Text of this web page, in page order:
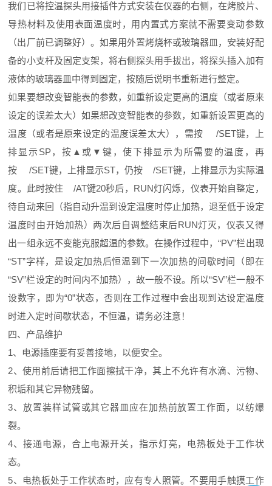
我们已将控温探头用接插件方式安装在仪器的右侧，在烤胶片、
导热材料及使用表面温度时，用内置式方案就不需要变动参数
（出厂前已调整好）。如果用外置烤烧杯或玻璃器皿，安装好配
备的小支杆及固定支架，将右侧探头用手拔出，将探头插入加有
液体的玻璃器皿中得到固定，按随后说明书重新进行整定。
如果要想改变智能表的参数，如重新设定更高的温度（或者原来
设定的误差太大）如果想改变智能表的参数，如重新设置更高的
温度（或者是原来设定的温度误差太大），需按 /SET键，上
排显示SP，按▲或▼键，使下排显示为所需要的温度，再
按 /SET键，上排显示ST，仍按 /SET键，上排显示为实际温
度。此时按住 /AT键20秒后，RUN灯闪烁，仪表开始自整定，
待自动来回（指自动升温到设定温度时停止加热，退至低于设定
温度时由开始加热）两次后自调整结束后RUN灯灭，仪表又得
出一组永远不变能克服超温的参数。在操作过程中，“PV”栏出现
“ST”字样，是设定加热后恒温到下一次加热的间歇时间（即在
“SV”栏设定的时间内不加热），故一般不设。所以“SV”栏一般不
设数字，即为“0”状态，否则在工作过程中会出现到达设定温度
时进入定时间歇状态，不恒温，请务必注意！
四、产品维护
1、电源插座要有妥善接地，以便安全。
2、使用前后请把工作面擦拭干净，其上不允许有水滴、污物、
积垢和其它异物残留。
3、放置装样试管或其它器皿应在加热前放置工作面，以纺爆
裂。
4、接通电源，合上电源开关，指示灯亮，电热板处于工作状
态。
5、电热板处于工作状态时，应有专人照管。不要用手触摸工作